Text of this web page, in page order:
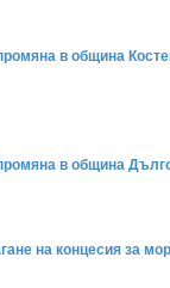
в община
в община
на концесия за